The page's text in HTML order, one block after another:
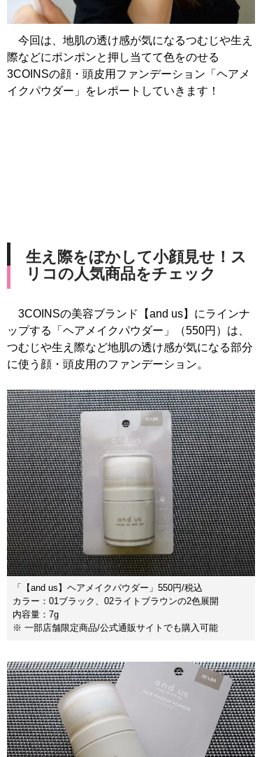
今回は、地肌の透け感が気になるつむじや生え
際などにポンポンと押し当てて色をのせる
3COINSの顔・頭皮用ファンデーション「ヘアメ
イクパウダー」をレポートしていきます！
生え際をぼかして小顔見せ！ス
リコの人気商品をチェック
3COINSの美容ブランド【and us】にラインナ
ップする「ヘアメイクパウダー」（550円）は、
つむじや生え際など地肌の透け感が気になる部分
に使う顔・頭皮用のファンデーション。
「【and us】ヘアメイクパウダー」550円/税込
カラー：01ブラック、02ライトブラウンの2色展開
内容量：7g
※ 一部店舗限定商品/公式通販サイトでも購入可能